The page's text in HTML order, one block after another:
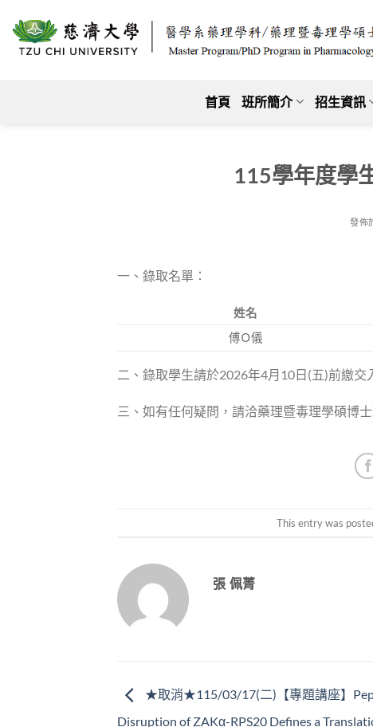
首頁 班所簡介 招生資訊
115學年度學
發佈
一、錄取名單：
姓名
傅Ｏ儀
二、錄取學生請於2026年4月10日(五)前繳交
三、如有任何疑問，請洽藥理暨毒理學碩博
This entry was
張 佩菁
★取消★115/03/17(二)【專題講座】
Disruption of ZAKα-RPS20 Defines a